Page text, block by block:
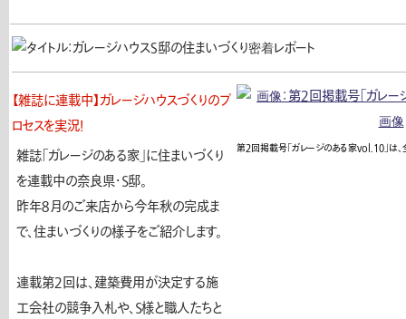
【雑誌に連載中】ガレージハウスづくりのプ
ロセスを実況！
雑誌「ガレージのある家」に住まいづくり
を連載中の奈良県・Ｓ邸。
昨年８月のご来店から今年秋の完成ま
で、住まいづくりの様子をご紹介します。
連載第２回は、建築費用が決定する施
工会社の競争入札や、Ｓ様と職人たちと
第２回掲載号「ガレージのある家vol.10」は